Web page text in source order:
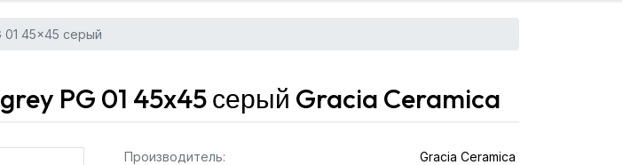
01 45x45 серый
PG 01 45x45 серый Gracia Ceramica
Производитель: Gracia Ceramica